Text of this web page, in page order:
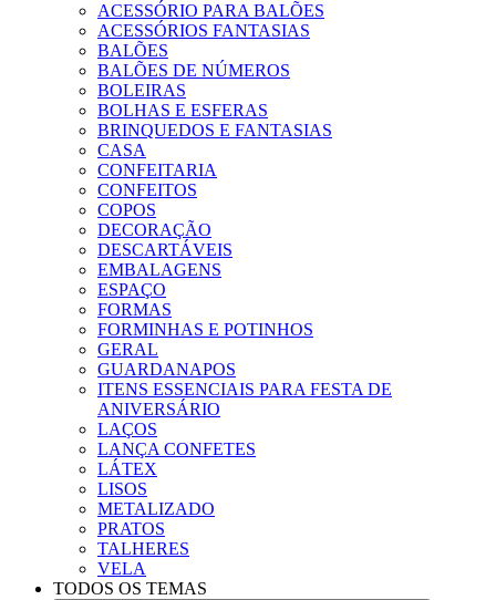
ACESSÓRIO PARA BALÕES
ACESSÓRIOS FANTASIAS
BALÕES
BALÕES DE NÚMEROS
BOLEIRAS
BOLHAS E ESFERAS
BRINQUEDOS E FANTASIAS
CASA
CONFEITARIA
CONFEITOS
COPOS
DECORAÇÃO
DESCARTÁVEIS
EMBALAGENS
ESPAÇO
FORMAS
FORMINHAS E POTINHOS
GERAL
GUARDANAPOS
ITENS ESSENCIAIS PARA FESTA DE
ANIVERSÁRIO
LAÇOS
LANÇA CONFETES
LÁTEX
LISOS
METALIZADO
PRATOS
TALHERES
VELA
TODOS OS TEMAS